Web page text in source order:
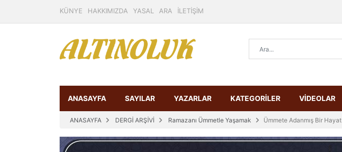
KÜNYE HAKKIMIZDA YASAL ARA İLETİŞİM
ANASAYFA SAYILAR YAZARLAR KATEGORİLER VİDEOLAR
ANASAYFA DERGİ ARŞİVİ Ramazanı Ümmetle Yaşamak Ümmete Adanmış Bir Hayat